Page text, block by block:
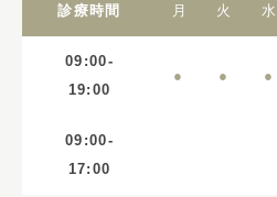
診療時間 月 火 水
09:00-
19:00
● ● ●
09:00-
17:00